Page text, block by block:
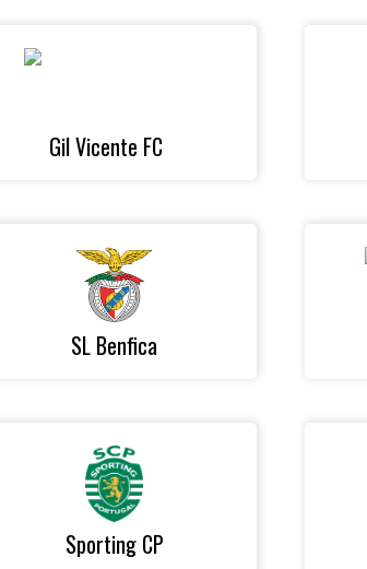
Gil Vicente FC
SL Benfica
Sporting CP